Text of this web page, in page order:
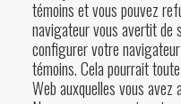
témoins et vous pouvez
navigateur vous avertit de
configurer votre
témoins. Cela pourrait
Web auxquelles vous avez